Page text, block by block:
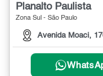
Planalto Paulista
Zona Sul - São Paulo
Avenida Moaci,